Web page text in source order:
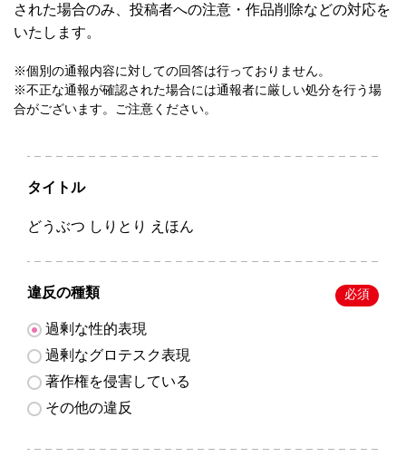
された場合のみ、投稿者への注意・作品削除などの対応を
いたします。
※個別の通報内容に対しての回答は行っておりません。
※不正な通報が確認された場合には通報者に厳しい処分を行う場
合がございます。ご注意ください。
タイトル
どうぶつ しりとり えほん
違反の種類 必須
過剰な性的表現
過剰なグロテスク表現
著作権を侵害している
その他の違反